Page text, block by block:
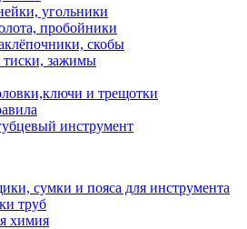
угольники
пробойники
скобы
зажимы
и трещотки
инструмент
сумки и пояса для инструмента
труб
химия